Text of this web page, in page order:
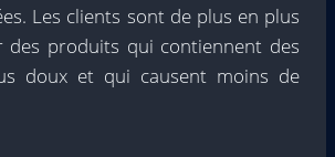
Les clients sont de plus en plus
des produits qui contiennent des
doux et qui causent moins de